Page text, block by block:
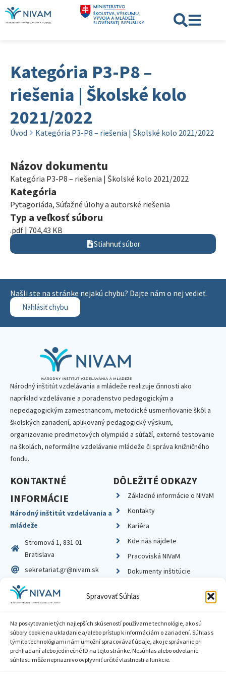
Spravovať Súhlas
Na poskytovanie tých najlepších skúseností používame technológie, ako sú
súbory cookie na ukladanie a/alebo prístup k informáciám o zariadení. Súhlas s
týmito technológiami nám umožní spracovávať údaje, ako je správanie pri
prehliadaní alebo jedinečné ID na tejto stránke. Nesúhlas alebo odvolanie
súhlasu môže nepriaznivo ovplyvniť určité vlastnosti a funkcie.
Kategória P3-P8 –
riešenia | Školské kolo
2021/2022
Úvod Kategória P3-P8 – riešenia | Školské kolo 2021/2022
Názov dokumentu
Kategória P3-P8 – riešenia | Školské kolo 2021/2022
Kategória
Pytagoriáda, Súťažné úlohy a autorské riešenia
Typ a veľkosť súboru
.pdf | 704,43 KB
Stiahnuť súbor
Našli ste na stránke nejakú chybu? Dajte nám o nej vedieť.
Nahlásiť chybu
Národný inštitút vzdelávania a mládeže realizuje činnosti ako
napríklad vzdelávanie a poradenstvo pedagogickým a
nepedagogickým zamestnancom, metodické usmerňovanie škôl a
školských zariadení, aplikovaný pedagogický výskum,
organizovanie predmetových olympiád a súťaží, externé testovanie
na školách, neformálne vzdelávanie mládeže či správa knižničného
fondu.
KONTAKTNÉ
INFORMÁCIE
Národný inštitút vzdelávania a
mládeže
Stromová 1, 831 01
Bratislava
sekretariat.gr@nivam.sk
IČO: 00164348
DIČ: 2020798714
DÔLEŽITÉ ODKAZY
Základné informácie o NIVaM
Kontakty
Kariéra
Kde nás nájdete
Pracoviská NIVaM
Dokumenty inštitúcie
Zásady ochrany súkromia